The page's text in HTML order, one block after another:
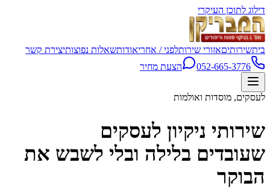
דילוג לתוכן העיקרי
ביתשירותיםאזורי שירותלפני / אחריאודותשאלות נפוצותיצירת קשר
052-665-3776
הצעת מחיר
לעסקים, מוסדות ואולמות
שירותי ניקיון לעסקים
שעובדים בלילה ובלי לשבש את
הבוקר